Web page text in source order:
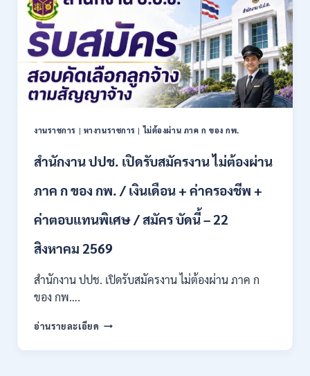
อนุรักษ์
พลังงาน
เปิด
รับ
สมัคร
เข้า
เป็น
พนักงาน
อัตรา
หลาย
/
ป.ตรี
หลาย
สาขา
ขึ้น
ไป
เงิน
24840
สมัคร
งานราชการ | หางานราชการ |ไม่ต้องผ่าน ภาค ก ของ กพ.
สำนักงาน ปปช. เปิดรับสมัครงาน ไม่ต้องผ่าน
ภาค ก ของ กพ. / เงินเดือน + ค่าครองชีพ +
ค่าตอบแทนพิเศษ / สมัคร บัดนี้ – 22
สิงหาคม 2569
สำนักงาน ปปช. เปิดรับสมัครงาน ไม่ต้องผ่าน ภาค ก
ของ กพ….
อ่านรายละเอียด สำนักงาน
เปิด